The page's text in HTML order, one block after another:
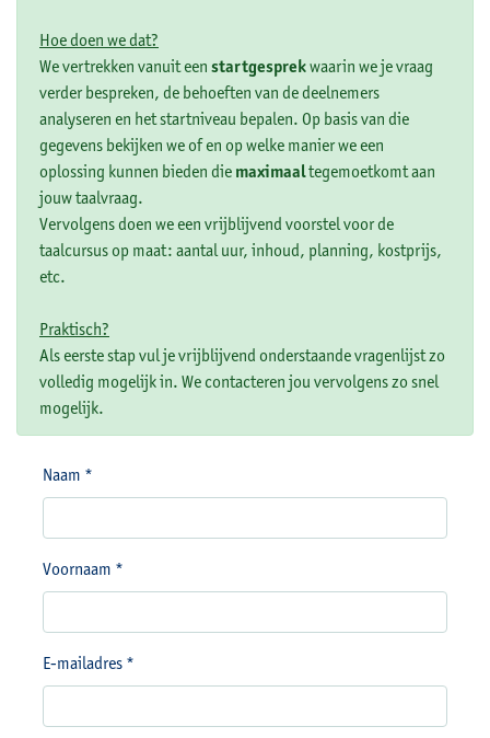
Hoe doen we dat?
We vertrekken vanuit een startgesprekwaarin we je vraag
verder bespreken, de behoeften van de deelnemers
analyseren en het startniveau bepalen. Op basis van die
gegevens bekijken we of en op welke manier we een
oplossing kunnen bieden die maximaaltegemoetkomt aan
jouw taalvraag.
Vervolgens doen we een vrijblijvend voorstel voor de
taalcursus op maat: aantal uur, inhoud, planning, kostprijs,
etc.
Praktisch?
Als eerste stap vul je vrijblijvend onderstaande vragenlijst zo
volledig mogelijk in. We contacteren jou vervolgens zo snel
mogelijk.
Naam *
Voornaam *
E-mailadres *